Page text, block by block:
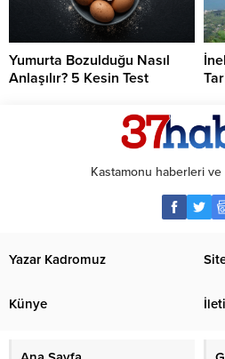
Yumurta Bozulduğu Nasıl
Anlaşılır? 5 Kesin Test
Kastamonu haberleri
Yazar Kadromuz
Künye